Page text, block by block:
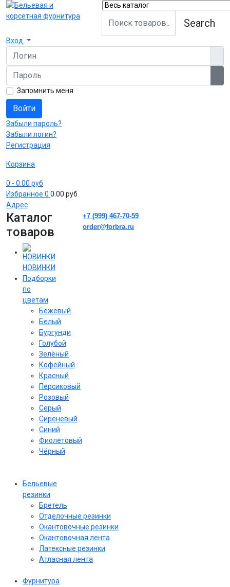
Search
Вход
Логин
Пароль
Запомнить меня
Войти
Забыли пароль?
Забыли логин?
Регистрация
Корзина
0 - 0.00 руб
Избранное 0 0.00 руб
Адрес
Каталог
товаров
НОВИНКИ
Подборки
по
цветам
Бежевый
Белый
Бургунди
Голубой
Зелёный
Кофейный
Красный
Персиковый
Розовый
Серый
Сиреневый
Cиний
Фиолетовый
Чёрный
Бельевые
резинки
Бретель
Отделочные резинки
Окантовочные резинки
Окантовочная лента
Латексные резинки
Атласная лента
Фурнитура
+7 (999) 467-70-59
order@forbra.ru